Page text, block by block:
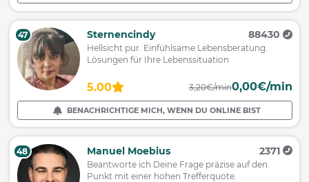
47 Sternencindy 88430
Hellsicht pur. Einfühlsame Lebensberatung.
Lösungen für Ihre Lebenssituation
5.00 3,20€/min0,00€/min
BENACHRICHTIGE MICH, WENN DU ONLINE BIST
48 Manuel Moebius 2371
Beantworte ich Deine Frage präzise auf den
Punkt mit einer hohen Trefferquote.